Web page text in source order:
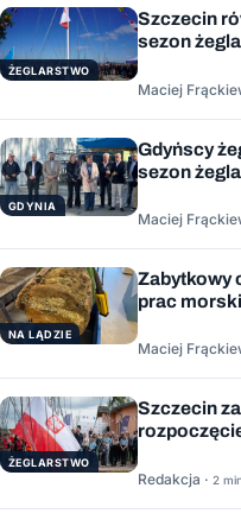
ŻEGLARSTWO
Szczecin
sezon
Maciej
GDYNIA
Gdyńscy
sezon
Maciej
NA LĄDZIE
Zabytkowy
prac
Maciej
ŻEGLARSTWO
Szczecin
Redakcja · 2